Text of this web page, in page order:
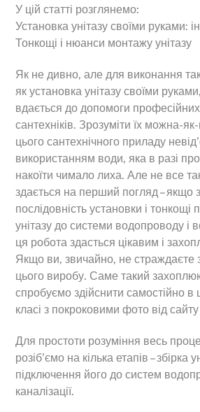
У цій статті розглянемо:
Установка унітазу своїми руками:
Тонкощі і нюанси монтажу унітазу
Як не дивно, але для виконання
як установка унітазу своїми
вдається до допомоги
сантехніків. Зрозуміти їх можна-
цього сантехнічного приладу
використанням води, яка в разі
накоїти чимало лиха. Але не все
здається на перший погляд – якщо
послідовність установки і тонкощі
унітазу до системи водопроводу і
ця робота здасться цікавим і
Якщо ви, звичайно, не
цього виробу. Саме такий
спробуємо здійснити самостійно
класі з покроковими фото від
Для простоти розуміння весь
розіб’ємо на кілька етапів – збірка
підключення його до систем
каналізації.